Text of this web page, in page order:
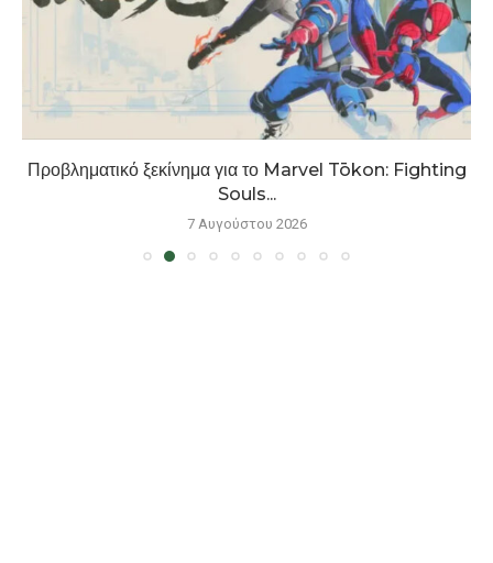
Προβληματικό ξεκίνημα για το Marvel Tōkon: Fighting
Souls...
7 Αυγούστου 2026